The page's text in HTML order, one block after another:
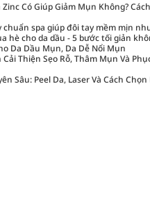
Có Giúp Giảm Mụn Không?
spa giúp đôi tay mềm mịn như
hè cho da dầu - 5 bước tối giản
Da Dầu Mụn, Da Dễ Nổi Mụn
Cải Thiện Sẹo Rỗ, Thâm Mụn Và
Sâu: Peel Da, Laser Và Cách